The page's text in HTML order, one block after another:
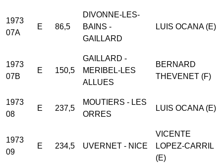
1973
07A
E 86,5
DIVONNE-LES-
BAINS -
GAILLARD
LUIS OCANA (E)
1973
07B
E 150,5
GAILLARD -
MERIBEL-LES
ALLUES
BERNARD
THEVENET (F)
1973
08
E 237,5
MOUTIERS - LES
ORRES
LUIS OCANA (E)
1973
09
E 234,5 UVERNET - NICE
VICENTE
LOPEZ-CARRIL
(E)